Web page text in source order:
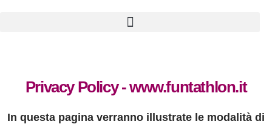
Privacy Policy - www.funtathlon.it
In questa pagina verranno illustrate le modalità di